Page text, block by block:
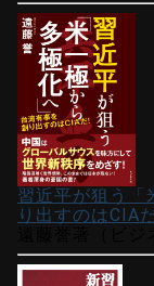
習近平が狙う
り出すのはCIA